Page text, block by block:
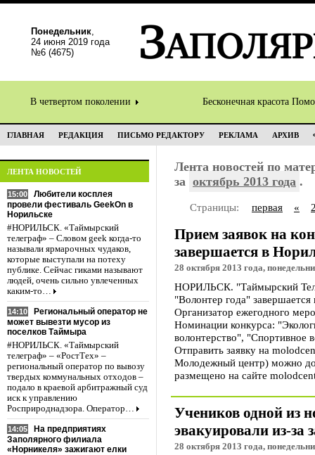
Понедельник,
24 июня 2019 года
№6 (4675)
В четвертом поколении Бесконечная красота
ГЛАВНАЯ РЕДАКЦИЯ ПИСЬМО РЕДАКТОРУ РЕКЛАМА АРХИВ
ЛЕНТА НОВОСТЕЙ
15:00
Любители косплея
провели фестиваль GeekOn в
Норильске
#НОРИЛЬСК. «Таймырский
телеграф» – Словом geek когда-то
называли ярмарочных чудаков,
которые выступали на потеху
публике. Сейчас гиками называют
людей, очень сильно увлеченных
каким-то…
14:10
Региональный оператор не
может вывезти мусор из
поселков Таймыра
#НОРИЛЬСК. «Таймырский
телеграф» – «РостТех» –
региональный оператор по вывозу
твердых коммунальных отходов –
подало в краевой арбитражный суд
иск к управлению
Росприроднадзора. Оператор…
14:05
На предприятиях
Заполярного филиала
«Норникеля» зажигают елки
Лента новостей по
за октябрь 2013 года .
Страницы: первая «
Прием заявок на
завершается в
28 октября 2013 года,
НОРИЛЬСК. "Таймырский
"Волонтер года" завершается
Организатор ежегодного
Номинации конкурса:
волонтерство", "Спортивное
Отправить заявку на
Молодежный центр) можно
размещено на сайте
Учеников одной из
эвакуировали из-за
28 октября 2013 года,